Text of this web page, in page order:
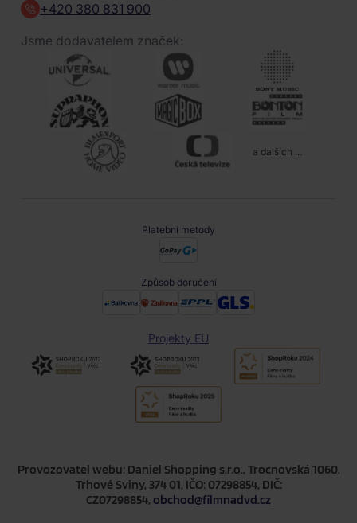
+420 380 831 900
Jsme dodavatelem značek:
a dalších ...
Platební metody
Způsob doručení
Projekty EU
Provozovatel webu: Daniel Shopping s.r.o., Trocnovská 1060,
Trhové Sviny, 374 01, IČO: 07298854, DIČ:
CZ07298854, obchod@filmnadvd.cz